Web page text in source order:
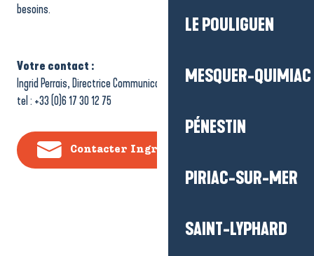
LE POULIGUEN
MESQUER-QUIMIAC
PÉNESTIN
PIRIAC-SUR-MER
SAINT-LYPHARD
besoins.
Votre contact :
Ingrid Perrais, Directrice Communication
tel : +33 (0)6 17 30 12 75
Contacter Ingrid Perrais